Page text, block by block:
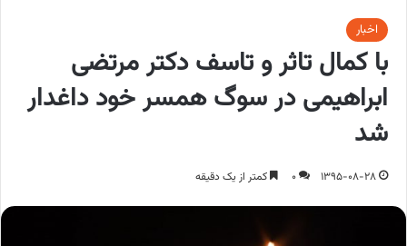
اخبار
با کمال تاثر و تاسف دکتر مرتضی
ابراهیمی در سوگ همسر خود داغدار
شد
1395-08-28
0 کمتر از یک دقیقه